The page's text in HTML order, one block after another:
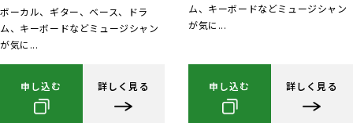
ボーカル、ギター、ベース、ドラ
ム、キーボードなどミュージシャン
が気に...
申し込む 詳しく見る
ム、キーボードなどミュージシャン
が気に...
申し込む 詳しく見る